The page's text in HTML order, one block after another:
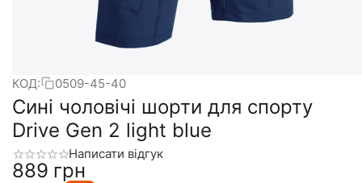
КОД: 0509-45-40
Сині чоловічі шорти для спорту
Drive Gen 2 light blue
Написати відгук
‍889‍ грн